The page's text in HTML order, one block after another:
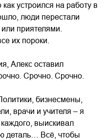
устроился на работу в
люди перестали
приятелями.
их пороки.
Алекс оставил
Срочно. Срочно.
бизнесмены,
врачи и учителя – я
выискивал
деталь… Всё, чтобы